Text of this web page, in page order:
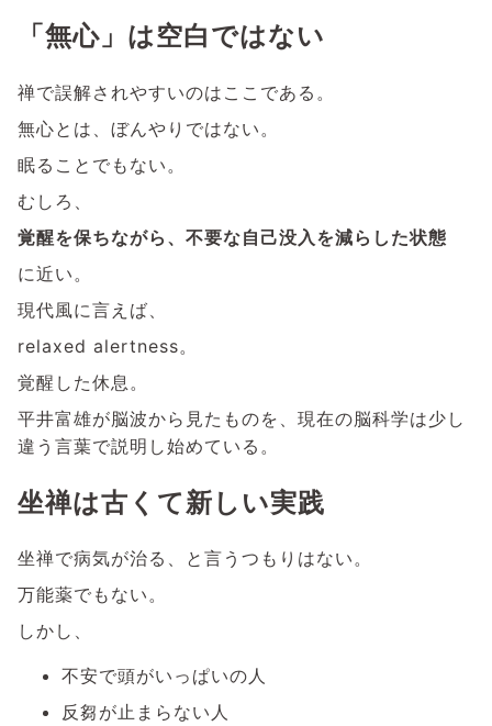
「無心」は空白ではない
禅で誤解されやすいのはここである。
無心とは、ぼんやりではない。
眠ることでもない。
むしろ、
覚醒を保ちながら、不要な自己没入を減らした状態
に近い。
現代風に言えば、
relaxed alertness。
覚醒した休息。
平井富雄が脳波から見たものを、現在の脳科学は少し
違う言葉で説明し始めている。
坐禅は古くて新しい実践
坐禅で病気が治る、と言うつもりはない。
万能薬でもない。
しかし、
不安で頭がいっぱいの人
反芻が止まらない人